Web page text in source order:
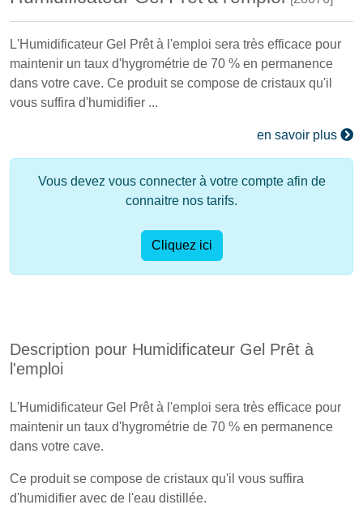
L'Humidificateur Gel Prêt à l'emploi sera très efficace pour
maintenir un taux d'hygrométrie de 70 % en permanence
dans votre cave. Ce produit se compose de cristaux qu'il
vous suffira d'humidifier ...
en savoir plus
Vous devez vous connecter à votre compte afin de
connaitre nos tarifs.
Cliquez ici
Description pour Humidificateur Gel Prêt à
l'emploi
L'Humidificateur Gel Prêt à l'emploi sera très efficace pour
maintenir un taux d'hygrométrie de 70 % en permanence
dans votre cave.
Ce produit se compose de cristaux qu'il vous suffira
d'humidifier avec de l'eau distillée.